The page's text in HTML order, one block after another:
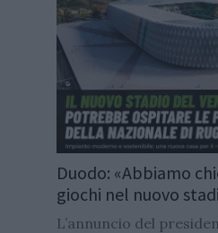
Duodo: «Abbiamo
giochi nel nuovo
L’annuncio del